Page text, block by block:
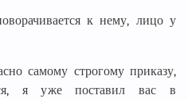
к нему, лицо у
самому строгому приказу,
я уже поставил вас в